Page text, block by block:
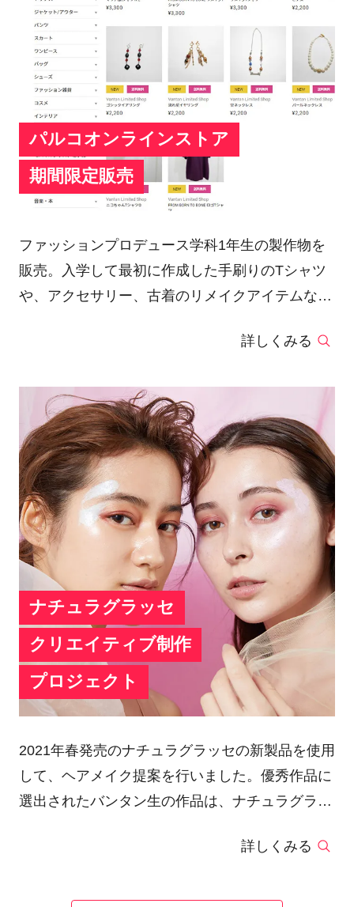
パルコオンラインストア
期間限定販売
ファッションプロデュース学科1年生の製作物を
販売。入学して最初に作成した手刷りのTシャツ
や、アクセサリー、古着のリメイクアイテムなど
詳しくみる
ナチュラグラッセ
クリエイティブ制作
プロジェクト
2021年春発売のナチュラグラッセの新製品を使用
して、ヘアメイク提案を行いました。優秀作品に
選出されたバンタン生の作品は、ナチュラグラッ
詳しくみる